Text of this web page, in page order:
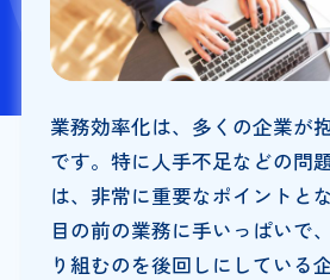
業務効率化は、多くの企業が
です。特に人手不足などの問
は、非常に重要なポイントと
目の前の業務に手いっぱいで
り組むのを後回しにしている